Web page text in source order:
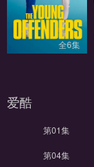
全6集
爱酷
第01集
第04集